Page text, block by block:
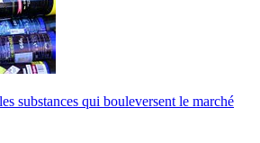
substances qui bouleversent le marché